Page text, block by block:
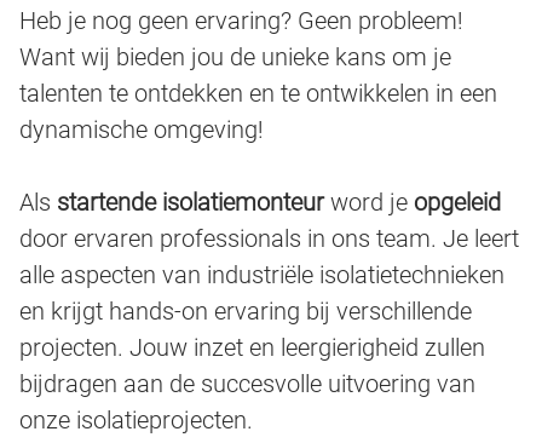
Heb je nog geen ervaring? Geen probleem!
Want wij bieden jou de unieke kans om je
talenten te ontdekken en te ontwikkelen in een
dynamische omgeving!
Als startende isolatiemonteurword je opgeleid
door ervaren professionals in ons team. Je leert
alle aspecten van industriële isolatietechnieken
en krijgt hands-on ervaring bij verschillende
projecten. Jouw inzet en leergierigheid zullen
bijdragen aan de succesvolle uitvoering van
onze isolatieprojecten.